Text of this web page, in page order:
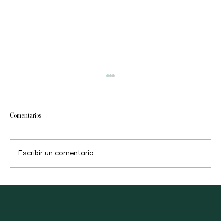
Shaklee Body Ritual Trio
Comentarios
Escribir un comentario...